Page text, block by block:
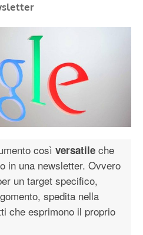
così versatile che
in una newsletter. Ovvero
un target specifico,
spedita nella
che esprimono il proprio